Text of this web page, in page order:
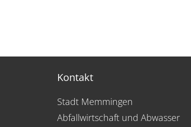
Kontakt
Stadt Memmingen
Abfallwirtschaft und Abwasser